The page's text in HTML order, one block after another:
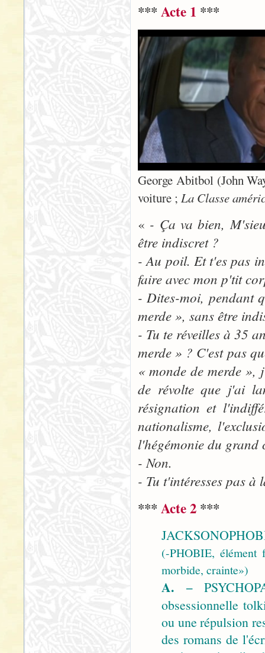
*** Acte 1 ***
George Abitbol (John
voiture ; La Classe
« - Ça va bien,
être indiscret ?
- Au poil. Et t'es pas
faire avec mon p'tit
- Dites-moi, pendant
merde », sans être
- Tu te réveilles à 35
merde » ? C'est pas
« monde de merde
de révolte que j'ai
résignation et
nationalisme,
l'hégémonie du grand
- Non.
- Tu t'intéresses pas
*** Acte 2 ***
(-PHOBIE,
morbide, crainte»)
A. −
obsessionnelle
ou une répulsion
des romans de